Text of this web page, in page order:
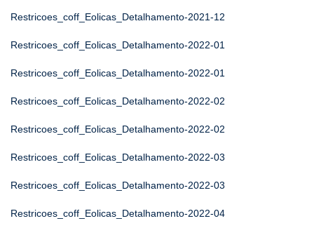
Restricoes_coff_Eolicas_Detalhamento-2021-12
Restricoes_coff_Eolicas_Detalhamento-2022-01
Restricoes_coff_Eolicas_Detalhamento-2022-01
Restricoes_coff_Eolicas_Detalhamento-2022-02
Restricoes_coff_Eolicas_Detalhamento-2022-02
Restricoes_coff_Eolicas_Detalhamento-2022-03
Restricoes_coff_Eolicas_Detalhamento-2022-03
Restricoes_coff_Eolicas_Detalhamento-2022-04